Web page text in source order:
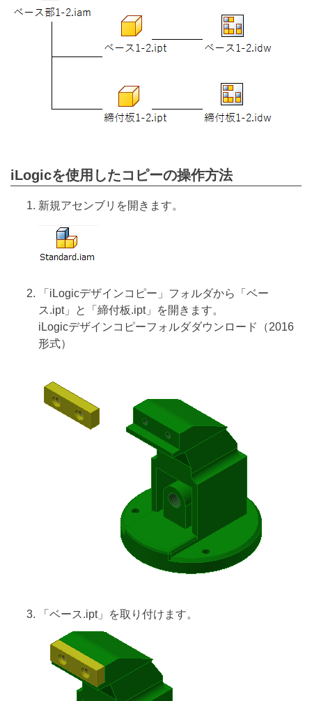
iLogicを使用したコピーの操作方法
新規アセンブリを開きます。
「iLogicデザインコピー」フォルダから「ベー
ス.ipt」と「締付板.ipt」を開きます。
iLogicデザインコピーフォルダダウンロード（2016
形式）
「ベース.ipt」を取り付けます。